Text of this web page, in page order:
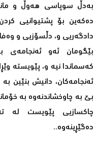
بەدڵ سوپاسی هەوڵ و
دەکەین بۆ پشتیوانیی
دادگەریی و، دڵسۆزیی و
بێگومان ئەو ئەنجامەی
کەسماندا نیە و، پێویستە
ئەنجامەکان، دانیش بنێین
بێ بە چاوخشاندنەوە بە
چاکسازیی پێویست لە
دەگێڕینەوە..